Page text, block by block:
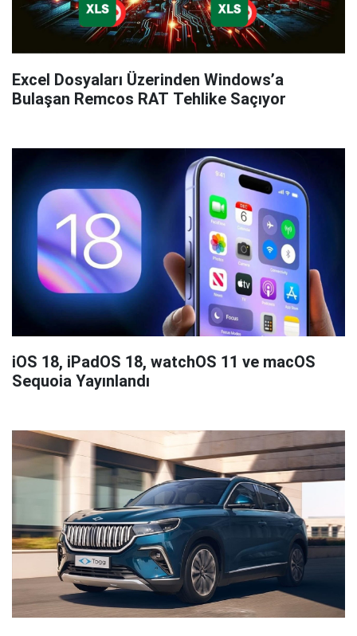
Excel Dosyaları Üzerinden Windows’a
Bulaşan Remcos RAT Tehlike Saçıyor
iOS 18, iPadOS 18, watchOS 11 ve macOS
Sequoia Yayınlandı